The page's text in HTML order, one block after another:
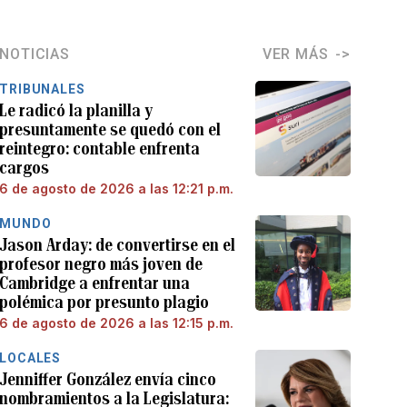
NOTICIAS VER MÁS
TRIBUNALES
Le radicó la planilla y
presuntamente se quedó con el
reintegro: contable enfrenta
cargos
6 de agosto de 2026 a las 12:21 p.m.
MUNDO
Jason Arday: de convertirse en el
profesor negro más joven de
Cambridge a enfrentar una
polémica por presunto plagio
6 de agosto de 2026 a las 12:15 p.m.
LOCALES
Jenniffer González envía cinco
nombramientos a la Legislatura: